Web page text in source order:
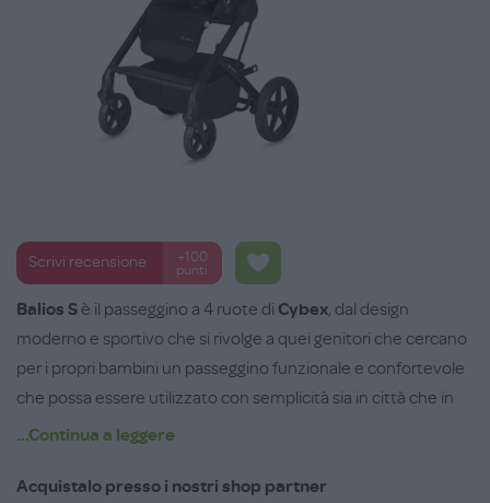
Scrivi recensione
+100
punti
Balios S è il passeggino a 4 ruote di Cybex, dal design
moderno e sportivo che si rivolge a quei genitori che cercano
per i propri bambini un passeggino funzionale e confortevole
che possa essere utilizzato con semplicità sia in città che in
vacanza fin dalla nascita.
seggiolino auto Cybex, può trasformarsi facilmente in un
...Continua a leggere
Acquistalo presso i nostri shop partner